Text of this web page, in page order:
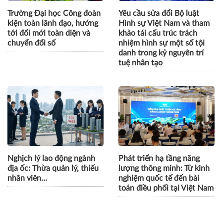
Trường Đại học Công đoàn
kiện toàn lãnh đạo, hướng
tới đổi mới toàn diện và
chuyển đổi số
Yêu cầu sửa đổi Bộ luật
Hình sự Việt Nam và tham
khảo tái cấu trúc trách
nhiệm hình sự một số tội
danh trong kỷ nguyên trí
tuệ nhân tạo
Nghịch lý lao động ngành
địa ốc: Thừa quản lý, thiếu
nhân viên…
Phát triển hạ tầng năng
lượng thông minh: Từ kinh
nghiệm quốc tế đến bài
toán điều phối tại Việt Nam